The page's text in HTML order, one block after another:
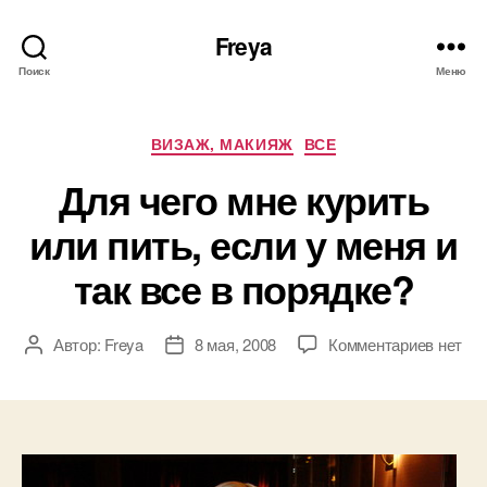
Поиск
Freya
Меню
Рубрики
ВИЗАЖ, МАКИЯЖ ВСЕ
Для чего мне курить
или пить, если у меня и
так все в порядке?
АвторАвтор: Freya
Дата8 мая, 2008 Комментариевк
курить
нет